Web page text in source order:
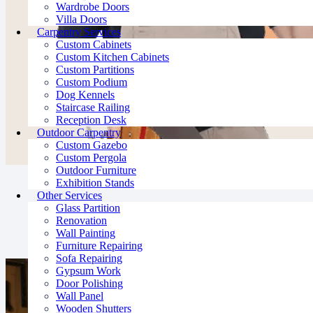
Wardrobe Doors
Villa Doors
Carpentry Services
Custom Cabinets
Custom Kitchen Cabinets
Custom Partitions
Custom Podium
Dog Kennels
Staircase Railing
Reception Desk
Outdoor Carpentry
Custom Gazebo
Custom Pergola
Outdoor Furniture
Exhibition Stands
Other Services
Glass Partition
Renovation
Wall Painting
Furniture Repairing
Sofa Repairing
Gypsum Work
Door Polishing
Wall Panel
Wooden Shutters
الفلل، المساحات الخارجية، وأكثر